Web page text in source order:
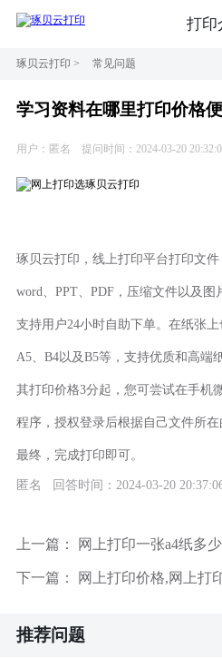
琢贝云打印 > 常见问题
学习资料在哪里打印价格
用户：匿名 提问时间：2024-03-20
琢贝云打印，线上打印平台打印文
word、PPT、PDF，压缩文件以及图
支持用户24小时自助下单。在纸张
A5、B4以及B5等，支持优质和高端
其打印价格3分起，您可尝试在手机
程序，授权登录后根据自己文件所在
最终，完成打印即可。
匿名 回答时间：2024-03-20
上一篇： 网上打印一张a4纸多
下一篇： 网上打印价格,网上打
推荐问题
打印